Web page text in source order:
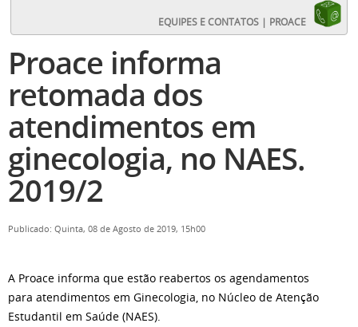
EQUIPES E CONTATOS | PROACE
Proace informa
retomada dos
atendimentos em
ginecologia, no NAES.
2019/2
Publicado: Quinta, 08 de Agosto de 2019, 15h00
A Proace informa que estão reabertos os agendamentos
para atendimentos em Ginecologia, no Núcleo de Atenção
Estudantil em Saúde (NAES).